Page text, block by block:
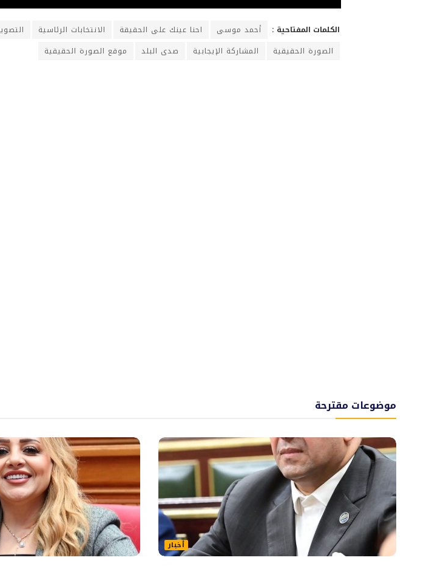
الكلمات المفتاحية : أحمد موسى احنا عينك على الحقيقة الانتخابات الرئاسية
الصورة الحقيقية
المشاركة الإيجابية صدى البلد موقع الصورة الحقيقية
موضوعات مقترحة
أخبار